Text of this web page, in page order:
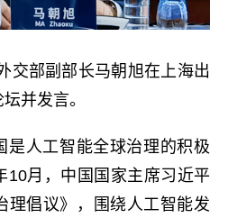
交部副部长马朝旭在上海出
并发言。
是人工智能全球治理的积极
10月，中国国家主席习近平
理倡议》，围绕人工智能发